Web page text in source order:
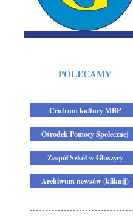
POLECAMY
Centrum kultury MBP
Ośrodek Pomocy Społecznej
Zespół Szkół w Głuszycy
Archiwum newsów (kliknij)